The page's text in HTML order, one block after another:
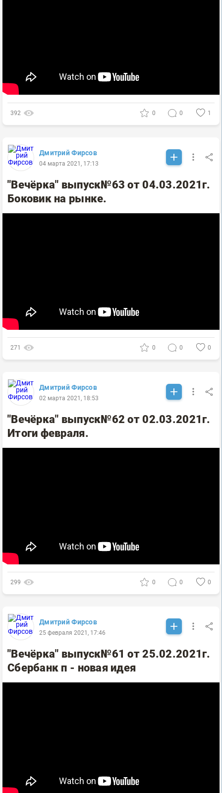
392 0 0 1
Дмитрий Фирсов
04 марта 2021, 17:13
"Вечёрка" выпуск№63 от 04.03.2021г.
Боковик на рынке.
271 0 0 0
Дмитрий Фирсов
02 марта 2021, 18:53
"Вечёрка" выпуск№62 от 02.03.2021г.
Итоги февраля.
299 0 0 0
Дмитрий Фирсов
25 февраля 2021, 17:46
"Вечёрка" выпуск№61 от 25.02.2021г.
Сбербанк п - новая идея